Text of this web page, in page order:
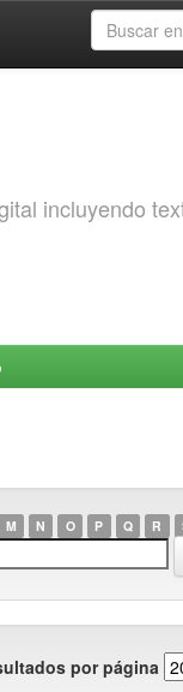
incluyendo
M N O P Q R
por página